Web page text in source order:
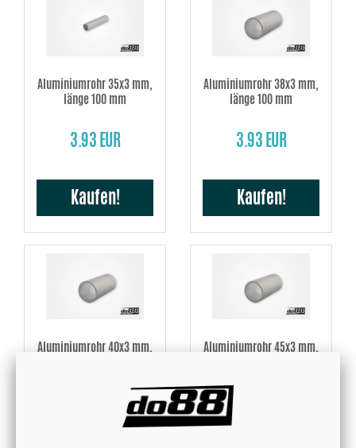
Aluminiumrohr 35x3 mm,
länge 100 mm
3.93 EUR
Kaufen!
Aluminiumrohr 38x3 mm,
länge 100 mm
3.93 EUR
Kaufen!
Aluminiumrohr 40x3 mm,
Aluminiumrohr 45x3 mm,